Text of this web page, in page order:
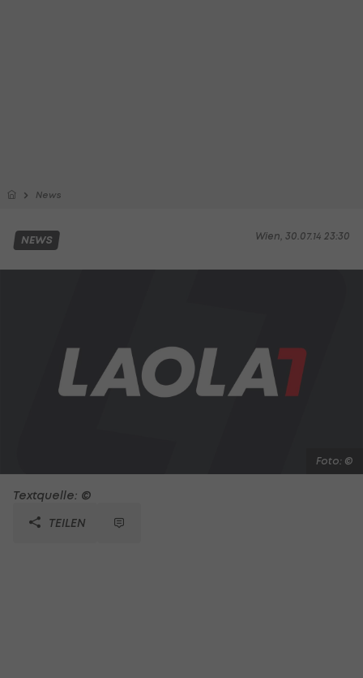
News
Wien, 30.07.14 23:30
NEWS
Foto: ©
Textquelle: ©
TEILEN